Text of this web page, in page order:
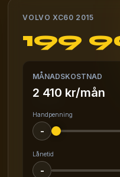
VOLVO XC60 2015
199
MÅNADSKOSTNAD
2 410 kr/mån
Handpenning
-
Lånetid
-